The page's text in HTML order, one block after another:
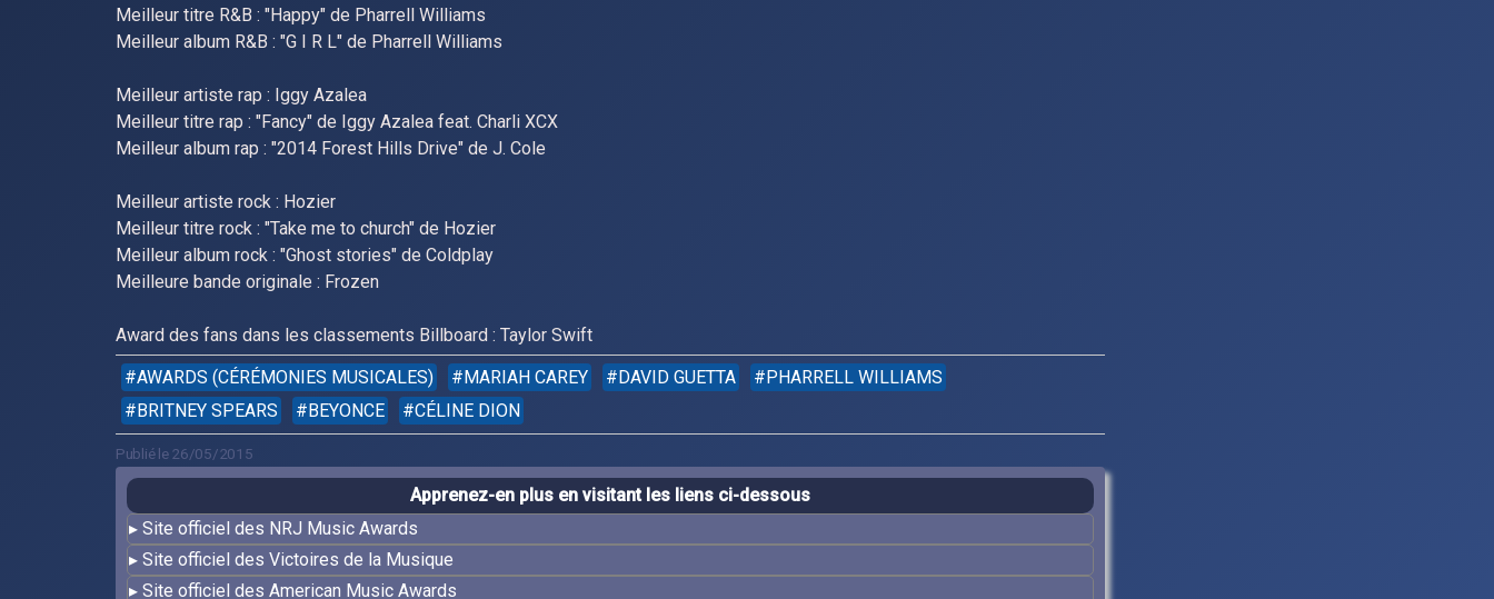
Meilleur titre R&B : "Happy" de Pharrell Williams
Meilleur album R&B : "G I R L" de Pharrell Williams
Meilleur artiste rap : Iggy Azalea
Meilleur titre rap : "Fancy" de Iggy Azalea feat. Charli XCX
Meilleur album rap : "2014 Forest Hills Drive" de J. Cole
Meilleur artiste rock : Hozier
Meilleur titre rock : "Take me to church" de Hozier
Meilleur album rock : "Ghost stories" de Coldplay
Meilleure bande originale : Frozen
Award des fans dans les classements Billboard : Taylor Swift
AWARDS (CÉRÉMONIES MUSICALES)
MARIAH CAREY DAVID GUETTA
PHARRELL WILLIAMS
BRITNEY SPEARS
BEYONCE CÉLINE DION
Publié le 26/05/2015
Apprenez-en plus en visitant les liens ci-dessous
Site officiel des NRJ Music Awards
Site officiel des Victoires de la Musique
Site officiel des American Music Awards